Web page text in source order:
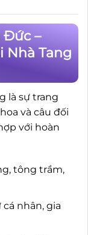
Đức –
Nhà Tang
là sự trang
và câu đối
với hoàn
tông trầm,
nhân, gia